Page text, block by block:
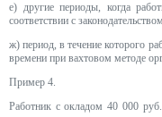
е) другие периоды, когда
соответствии с
ж) период, в течение которого
времени при вахтовом методе
Пример 4.
Работник с окладом 40 000